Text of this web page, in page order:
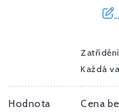
Každá
Hodnota
Cena